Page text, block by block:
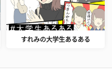
すれみの大学生あるある